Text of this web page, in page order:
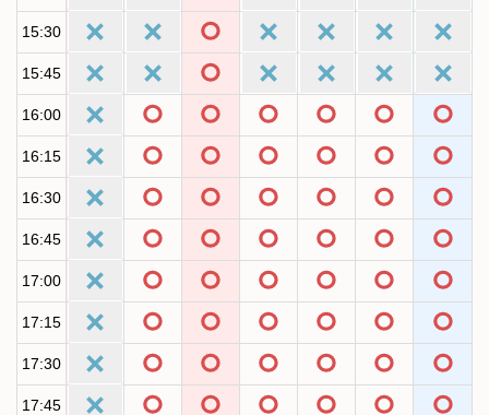
15:30
15:45
16:00
16:15
16:30
16:45
17:00
17:15
17:30
17:45